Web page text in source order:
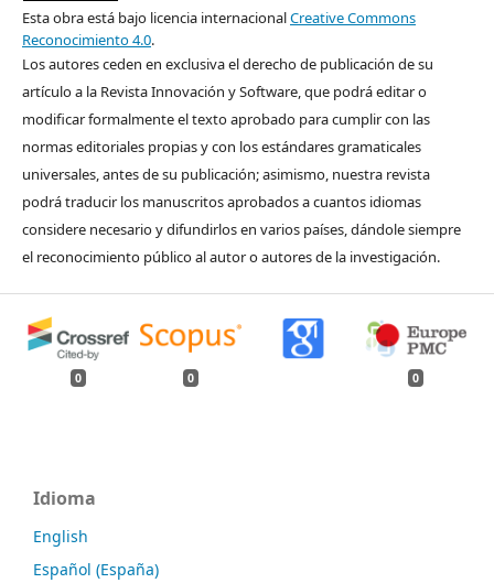
Esta obra está bajo licencia internacionalCreative Commons
Reconocimiento 4.0.
Los autores ceden en exclusiva el derecho de publicación de su
artículo a la Revista Innovación y Software, que podrá editar o
modificar formalmente el texto aprobado para cumplir con las
normas editoriales propias y con los estándares gramaticales
universales, antes de su publicación; asimismo, nuestra revista
podrá traducir los manuscritos aprobados a cuantos idiomas
considere necesario y difundirlos en varios países, dándole siempre
el reconocimiento público al autor o autores de la investigación.
0 0 0
Idioma
English
Español (España)